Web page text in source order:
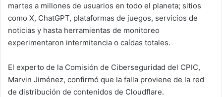
martes a millones de usuarios en todo el planeta; sitios
como X, ChatGPT, plataformas de juegos, servicios de
noticias y hasta herramientas de monitoreo
experimentaron intermitencia o caídas totales.
El experto de la Comisión de Ciberseguridad del CPIC,
Marvin Jiménez, confirmó que la falla proviene de la red
de distribución de contenidos de Cloudflare.